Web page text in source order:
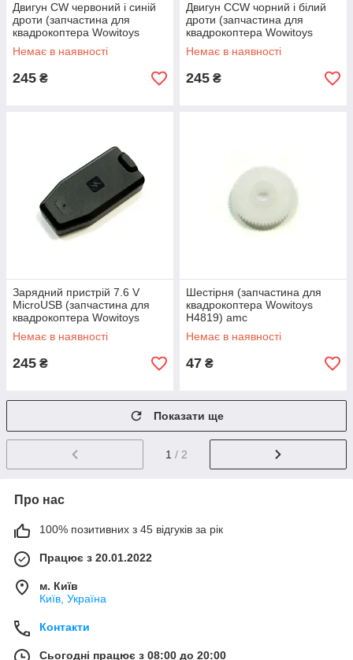
Двигун CW червоний і синій
дроти (запчастина для
квадрокоптера Wowitoys
H4819) amc
Немає в наявності
245 ₴
Двигун CCW чорний і білий
дроти (запчастина для
квадрокоптера Wowitoys
H4819) amc
Немає в наявності
245 ₴
Зарядний пристрій 7.6 V
MicroUSB (запчастина для
квадрокоптера Wowitoys
H4819) amc
Немає в наявності
245 ₴
Шестірня (запчастина для
квадрокоптера Wowitoys
H4819) amc
Немає в наявності
47 ₴
Показати ще
1 / 2
Про нас
100% позитивних з 45 відгуків за рік
Працює з 20.01.2022
м. Київ
Київ, Україна
Контакти
Сьогодні працює з 08:00 до 20:00